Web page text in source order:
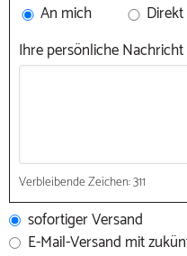
An mich
Ihre persönliche
Verbleibende Zeichen:311
sofortiger Versand
E-Mail-Versand mit